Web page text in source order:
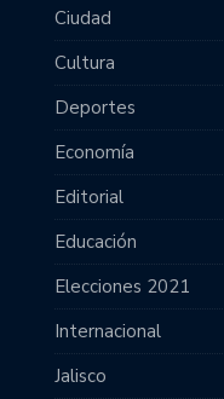
Ciudad
Cultura
Deportes
Economía
Editorial
Educación
Elecciones 2021
Internacional
Jalisco